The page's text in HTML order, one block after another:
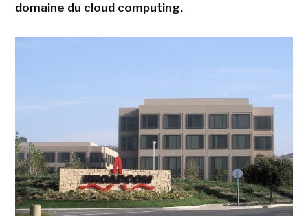
domaine du cloud computing.